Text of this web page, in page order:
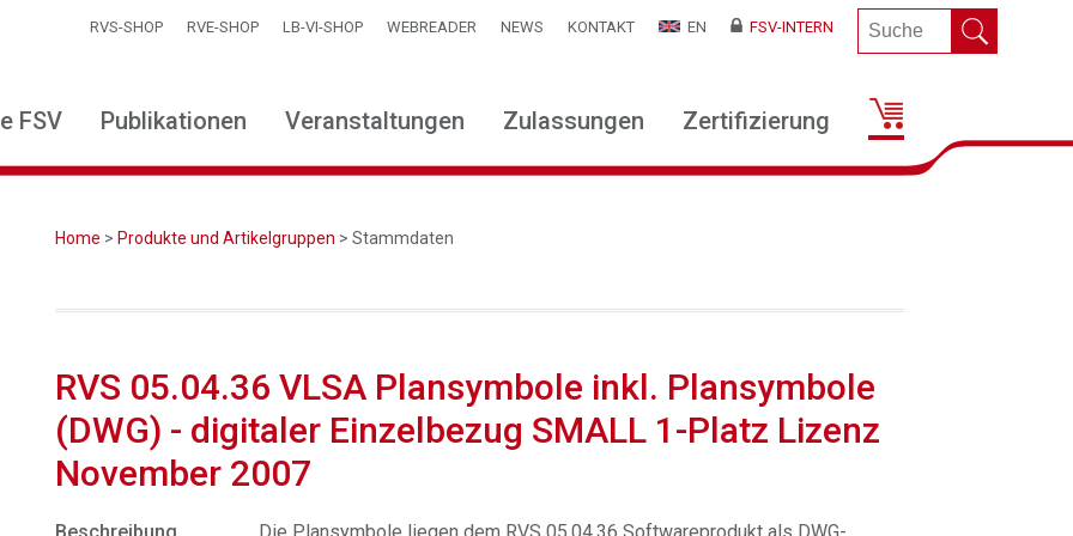
RVS-SHOP RVE-SHOP LB-VI-SHOP WEBREADER NEWS KONTAKT EN FSV-INTERN
FSV Publikationen Veranstaltungen Zulassungen Zertifizierung
Home > Produkte und Artikelgruppen > Stammdaten
RVS 05.04.36 VLSA Plansymbole inkl. Plansymbole
(DWG) - digitaler Einzelbezug SMALL 1-Platz Lizenz
November 2007